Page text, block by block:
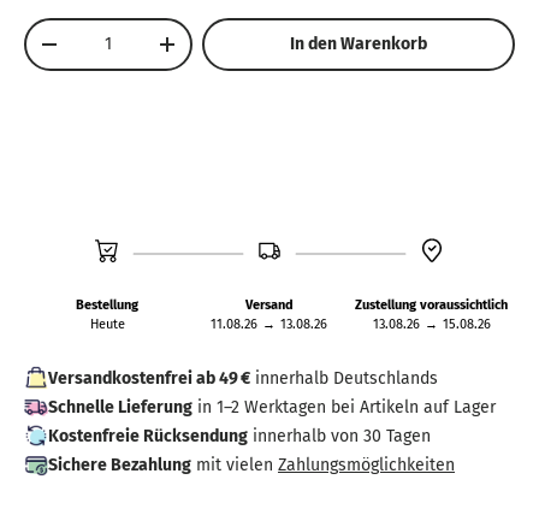
Anzahl
-
+ In den Warenkorb
Bestellung
Heute
Versand
11.08.26 → 13.08.26
Zustellung voraussichtlich
13.08.26 → 15.08.26
Versandkostenfrei ab 49 € innerhalb Deutschlands
Schnelle Lieferung in 1–2 Werktagen bei Artikeln auf Lager
Kostenfreie Rücksendung innerhalb von 30 Tagen
Sichere Bezahlung mit vielen Zahlungsmöglichkeiten